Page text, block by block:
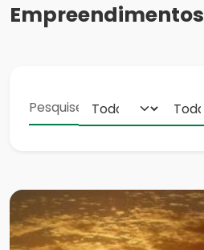
Empreendimentos